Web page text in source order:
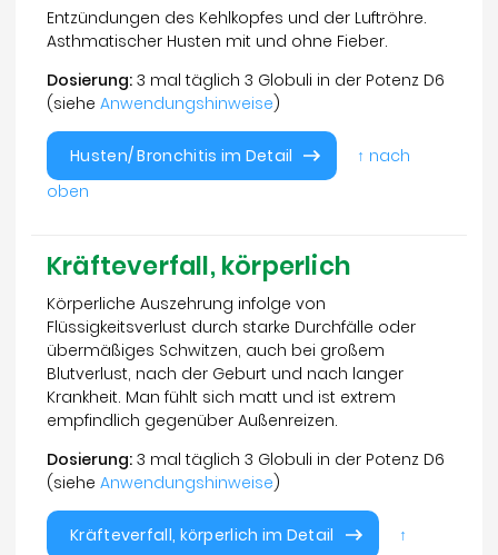
Entzündungen des Kehlkopfes und der Luftröhre.
Asthmatischer Husten mit und ohne Fieber.
Dosierung: 3 mal täglich 3 Globuli in der Potenz D6
(siehe Anwendungshinweise)
Husten/ Bronchitis im Detail
↑ nach
oben
Kräfteverfall, körperlich
Körperliche Auszehrung infolge von
Flüssigkeitsverlust durch starke Durchfälle oder
übermäßiges Schwitzen, auch bei großem
Blutverlust, nach der Geburt und nach langer
Krankheit. Man fühlt sich matt und ist extrem
empfindlich gegenüber Außenreizen.
Dosierung: 3 mal täglich 3 Globuli in der Potenz D6
(siehe Anwendungshinweise)
Kräfteverfall, körperlich im Detail ↑